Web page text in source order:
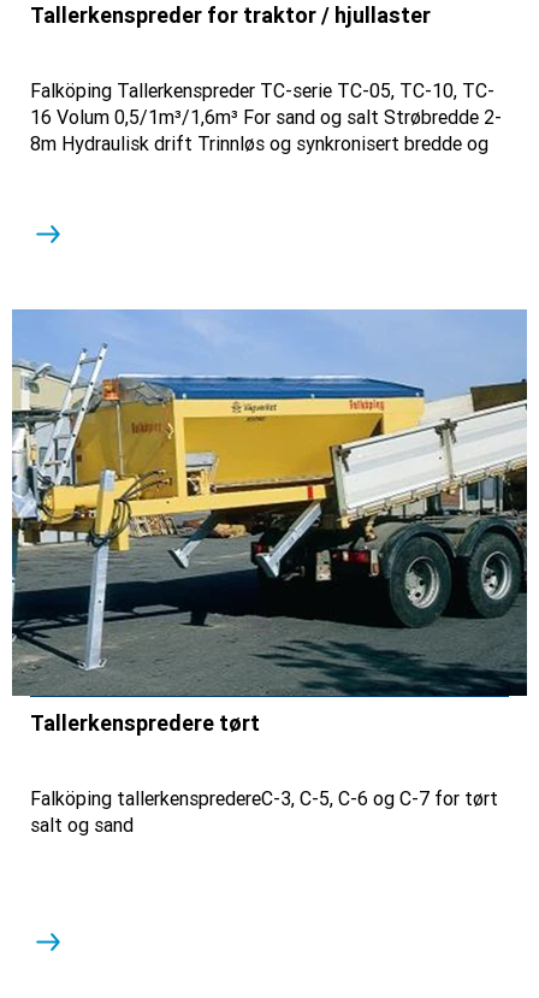
Tallerkenspreder for traktor / hjullaster
Falköping Tallerkenspreder TC-serie TC-05, TC-10, TC-
16 Volum 0,5/1m³/1,6m³ For sand og salt Strøbredde 2-
8m Hydraulisk drift Trinnløs og synkronisert bredde og
Tallerkenspredere tørt
Falköping tallerkenspredereC-3, C-5, C-6 og C-7 for tørt
salt og sand